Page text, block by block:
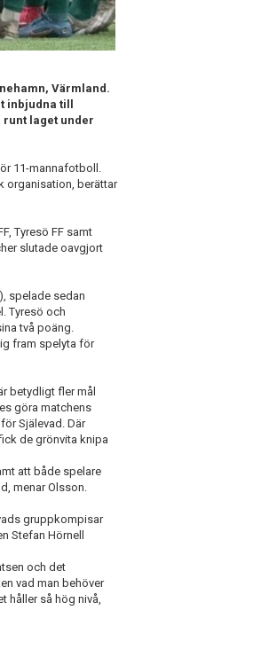
Värmland.
inbjudna till
laget under
11-mannafotboll.
organisation, berättar
Tyresö FF samt
slutade oavgjort
spelade sedan
Tyresö och
två poäng.
fram spelyta för
betydligt fler mål
göra matchens
Själevad. Där
de grönvita knipa
att både spelare
menar Olsson.
gruppkompisar
Stefan Hörnell
och det
vad man behöver
håller så hög nivå,